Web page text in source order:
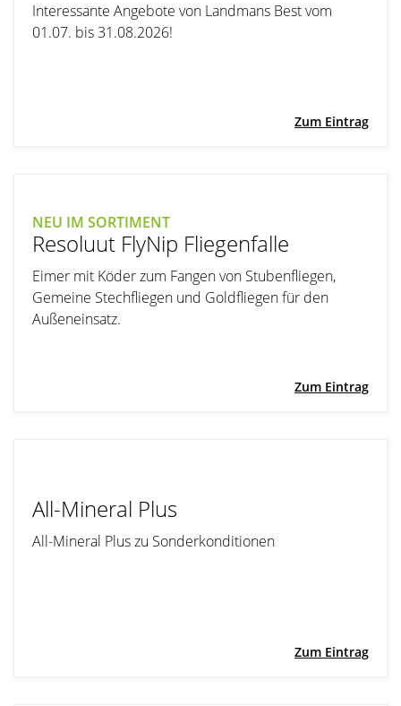
Interessante Angebote von Landmans Best vom
01.07. bis 31.08.2026!
Zum Eintrag
NEU IM SORTIMENT
Resoluut FlyNip Fliegenfalle
Eimer mit Köder zum Fangen von Stubenfliegen,
Gemeine Stechfliegen und Goldfliegen für den
Außeneinsatz.
Zum Eintrag
All-Mineral Plus
All-Mineral Plus zu Sonderkonditionen
Zum Eintrag